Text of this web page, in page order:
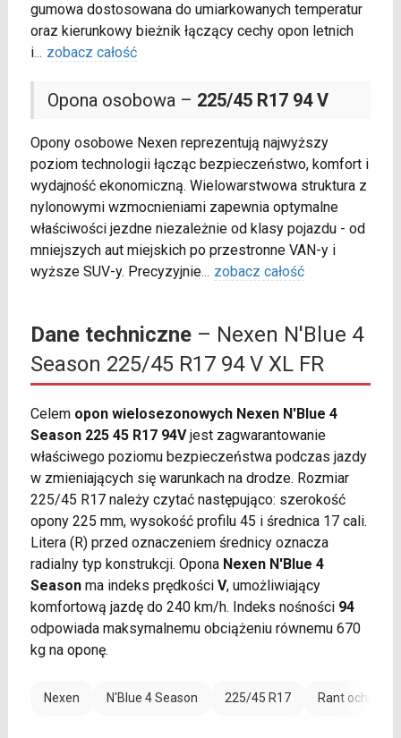
gumowa dostosowana do umiarkowanych temperatur
oraz kierunkowy bieżnik łączący cechy opon letnich
i... zobacz całość
Opona osobowa – 225/45 R17 94 V
Opony osobowe Nexen reprezentują najwyższy
poziom technologii łącząc bezpieczeństwo, komfort i
wydajność ekonomiczną. Wielowarstwowa struktura z
nylonowymi wzmocnieniami zapewnia optymalne
właściwości jezdne niezależnie od klasy pojazdu - od
mniejszych aut miejskich po przestronne VAN-y i
wyższe SUV-y. Precyzyjnie... zobacz całość
Dane techniczne– Nexen N'Blue 4
Season 225/45 R17 94 V XL FR
Celem opon wielosezonowych Nexen N'Blue 4
Season 225 45 R17 94Vjest zagwarantowanie
właściwego poziomu bezpieczeństwa podczas jazdy
w zmieniających się warunkach na drodze. Rozmiar
225/45 R17 należy czytać następująco: szerokość
opony 225 mm, wysokość profilu 45 i średnica 17 cali.
Litera (R) przed oznaczeniem średnicy oznacza
radialny typ konstrukcji. Opona Nexen N'Blue 4
Seasonma indeks prędkości V, umożliwiający
komfortową jazdę do 240 km/h. Indeks nośności 94
odpowiada maksymalnemu obciążeniu równemu 670
kg na oponę.
Nexen N'Blue 4 Season 225/45 R17 Rant